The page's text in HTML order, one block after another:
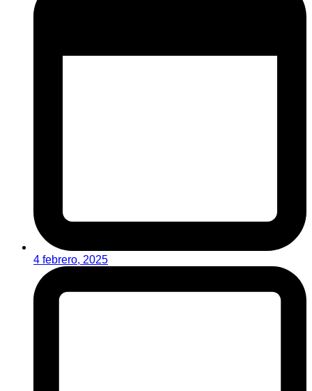
4 febrero, 2025